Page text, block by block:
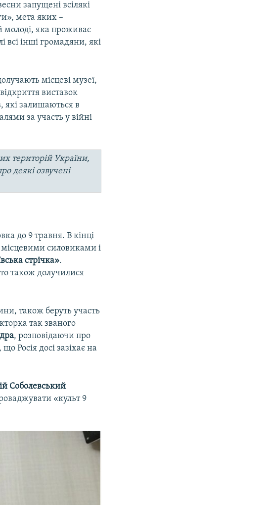
запущені всілякі
мета яких –
молоді, яка проживає
всі інші громадяни, які
місцеві музеї,
виставок
які залишаються в
за участь у війні
територій України,
деякі озвучені
до 9 травня. В кінці
місцевими силовиками і
стрічка».
також долучилися
також беруть участь
так званого
, розповідаючи про
, що Росія досі зазіхає на
Соболевський
«культ 9